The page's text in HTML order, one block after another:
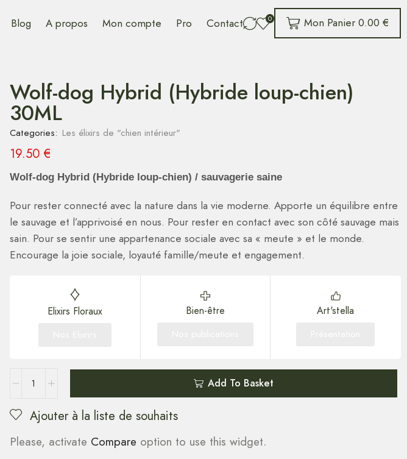
Blog A propos Mon compte Pro Contact 0 Mon Panier 0.00 €
Wolf-dog Hybrid (Hybride loup-chien)
30ML
Categories: Les élixirs de "chien intérieur"
19.50 €
Wolf-dog Hybrid (Hybride loup-chien) / sauvagerie saine
Pour rester connecté avec la nature dans la vie moderne. Apporte un équilibre entre
le sauvage et l’apprivoisé en nous. Pour rester en contact avec son côté sauvage mais
sain. Pour se sentir une appartenance sociale avec sa « meute » et le monde.
Encourage la joie sociale, loyauté famille/meute et engagement.
Elixirs Floraux Bien-être Art'stella
Add To Basket
Ajouter à la liste de souhaits
Please, activate Compare option to use this widget.